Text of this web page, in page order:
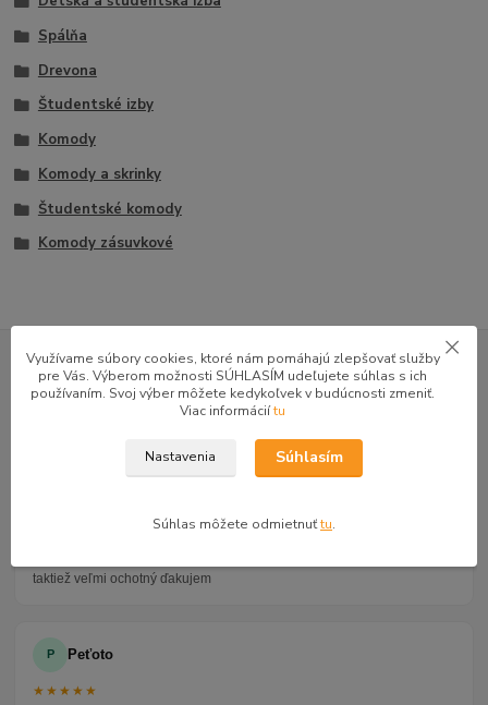
Spálňa
Drevona
Študentské izby
Komody
Komody a skrinky
Študentské komody
Komody zásuvkové
4.9★★★★★
47 recenzií · Google
taktiež veľmi ochotný ďakujem
P Peťoto
★★★★★
Využívame súbory cookies, ktoré nám pomáhajú zlepšovať služby
pre Vás. Výberom možnosti SÚHLASÍM udeľujete súhlas s ich
používaním. Svoj výber môžete kedykoľvek v budúcnosti zmeniť.
Viac informáciítu
Nastavenia Súhlasím
Súhlas môžete odmietnuťtu.